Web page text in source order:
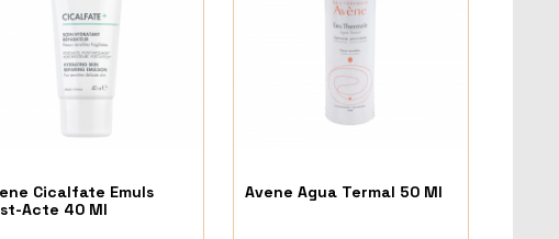
Cicalfate Emuls
Acte 40 Ml
Avene Agua Termal 50 Ml